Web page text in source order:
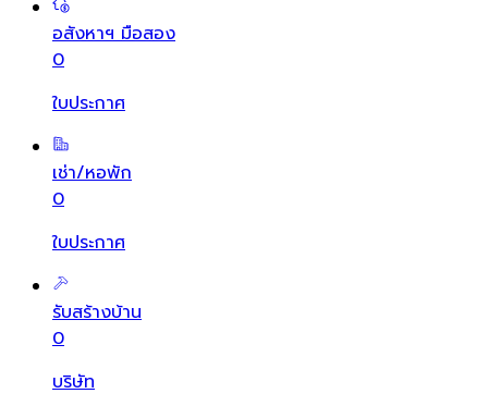
อสังหาฯ มือสอง
0
ใบประกาศ
เช่า/หอพัก
0
ใบประกาศ
รับสร้างบ้าน
0
บริษัท